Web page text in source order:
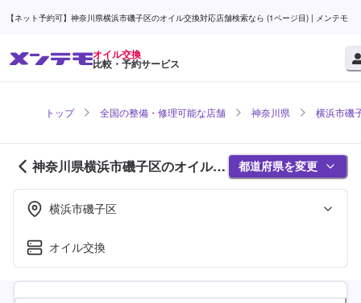
【ネット予約可】神奈川県横浜市磯子区のオイル交換対応店舗検索なら (1ページ目) | メンテモ
オイル交換
比較・予約サービス
トップ 全国の整備・修理可能な店舗 神奈川県 横浜市磯
神奈川県横浜市磯子区のオイル交
換対応店舗紹介 (1ページ目)
都道府県を変更
横浜市磯子区
オイル交換